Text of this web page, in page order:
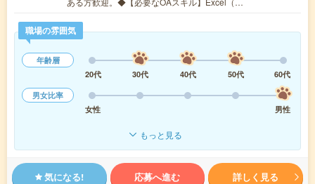
職場の雰囲気
年齢層
20代
30代 40代 50代
60代
男女比率
女性
男性
もっと見る
気になる! 応募へ進む 詳しく見る